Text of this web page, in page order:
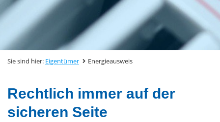
Sie sind hier: Eigentümer Energieausweis
Rechtlich immer auf der
sicheren Seite